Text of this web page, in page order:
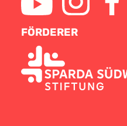
FÖRDERER